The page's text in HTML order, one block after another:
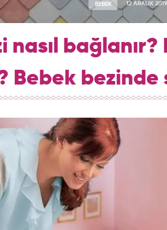
BEBEK 12 ARALIK
nasıl bağlanır?
Bebek bezinde